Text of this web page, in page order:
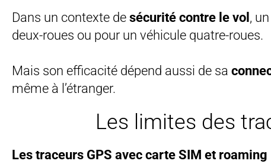
Dans un contexte de sécurité contre le vol , un
deux-roues ou pour un véhicule quatre-roues.
Mais son efficacité dépend aussi de sa
même à l’étranger.
Les limites des
Les traceurs GPS avec carte SIM et roaming